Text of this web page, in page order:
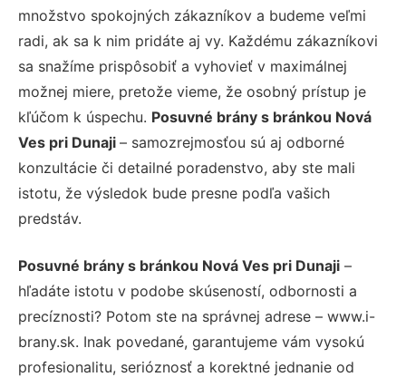
množstvo spokojných zákazníkov a budeme veľmi
radi, ak sa k nim pridáte aj vy. Každému zákazníkovi
sa snažíme prispôsobiť a vyhovieť v maximálnej
možnej miere, pretože vieme, že osobný prístup je
kľúčom k úspechu. Posuvné brány s bránkou Nová
Ves pri Dunaji – samozrejmosťou sú aj odborné
konzultácie či detailné poradenstvo, aby ste mali
istotu, že výsledok bude presne podľa vašich
predstáv.
Posuvné brány s bránkou Nová Ves pri Dunaji –
hľadáte istotu v podobe skúseností, odbornosti a
precíznosti? Potom ste na správnej adrese – www.i-
brany.sk. Inak povedané, garantujeme vám vysokú
profesionalitu, serióznosť a korektné jednanie od